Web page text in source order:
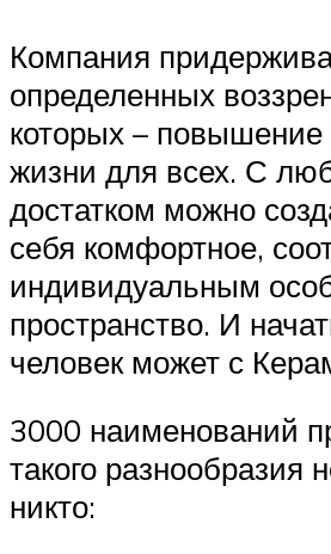
Компания
определенных
которых – повышение
жизни для всех. С
достатком можно
себя комфортное,
индивидуальным
пространство. И
человек может с
3000 наименований
такого разнообразия
никто: